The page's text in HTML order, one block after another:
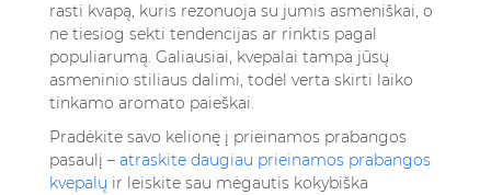
rasti kvapą, kuris rezonuoja su jumis asmeniškai, o
ne tiesiog sekti tendencijas ar rinktis pagal
populiarumą. Galiausiai, kvepalai tampa jūsų
asmeninio stiliaus dalimi, todėl verta skirti laiko
tinkamo aromato paieškai.
Pradėkite savo kelionę į prieinamos prabangos
pasaulį – atraskite daugiau prieinamos prabangos
kvepalų ir leiskite sau mėgautis kokybiška